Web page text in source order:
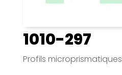
1010-297
Profils microprismatiques